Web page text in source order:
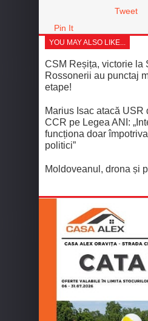
Tweet
Pin It
YOU MAY ALSO LIKE...
CSM Reșița, victorie la
Rossonerii au punctaj
etape!
Marius Isac atacă USR
CCR pe Legea ANI:
funcționa doar
politici”
Moldoveanul, drona și